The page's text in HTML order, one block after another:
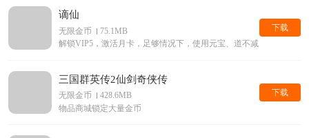
谪仙
无限金币
75.1MB
解锁VIP5，激活月卡，足够情况下，使用元宝、道不减反增，无条
下载
三国群英传2仙剑奇侠传
无限金币
428.6MB
物品商城锁定大量金币
下载